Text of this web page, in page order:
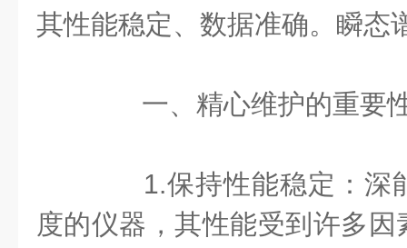
其性能稳定、数据准确。瞬态
一、精心维护的重要
1.保持性能稳定：深
度的仪器，其性能受到许多